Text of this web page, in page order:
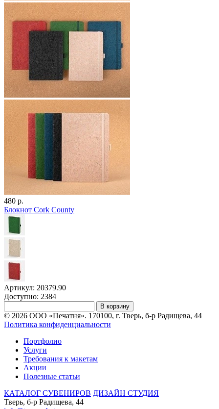
480 р.
Блокнот Cork County
Артикул: 20379.90
Доступно: 2384
В корзину
© 2026 ООО «Печатня». 170100, г. Тверь, б-р Радищева, 44
Политика конфиденциальности
Портфолио
Услуги
Требования к макетам
Акции
Полезные статьи
КАТАЛОГ СУВЕНИРОВ ДИЗАЙН СТУДИЯ
Тверь, б-р Радищева, 44